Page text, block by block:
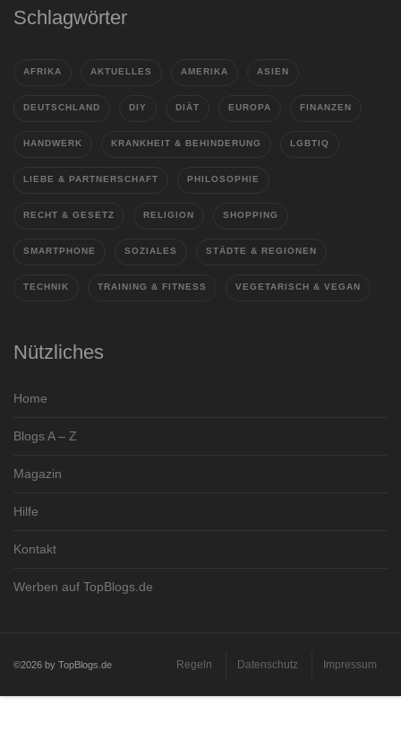
Schlagwörter
AFRIKA AKTUELLES AMERIKA ASIEN
DEUTSCHLAND DIY DIÄT EUROPA FINANZEN
HANDWERK KRANKHEIT & BEHINDERUNG LGBTIQ
LIEBE & PARTNERSCHAFT PHILOSOPHIE
RECHT & GESETZ RELIGION SHOPPING
SMARTPHONE SOZIALES STÄDTE & REGIONEN
TECHNIK TRAINING & FITNESS VEGETARISCH & VEGAN
Nützliches
Home
Blogs A – Z
Magazin
Hilfe
Kontakt
Werben auf TopBlogs.de
©2026 by TopBlogs.de Regeln Datenschutz Impressum